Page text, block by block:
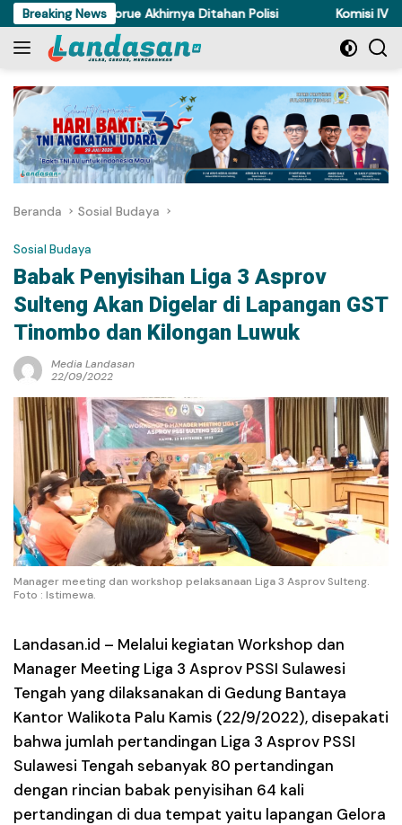
Langsung
ke
konten
Breaking News
Ayam di Torue Akhirnya Ditahan Polisi Komisi IV
Beranda Sosial Budaya
Sosial Budaya
Babak Penyisihan Liga 3 Asprov
Sulteng Akan Digelar di Lapangan GST
Tinombo dan Kilongan Luwuk
Media Landasan
22/09/2022
Manager meeting dan workshop pelaksanaan Liga 3 Asprov Sulteng.
Foto : Istimewa.
Landasan.id – Melalui kegiatan Workshop dan
Manager Meeting Liga 3 Asprov PSSI Sulawesi
Tengah yang dilaksanakan di Gedung Bantaya
Kantor Walikota Palu Kamis (22/9/2022), disepakati
bahwa jumlah pertandingan Liga 3 Asprov PSSI
Sulawesi Tengah sebanyak 80 pertandingan
dengan rincian babak penyisihan 64 kali
pertandingan di dua tempat yaitu lapangan Gelora